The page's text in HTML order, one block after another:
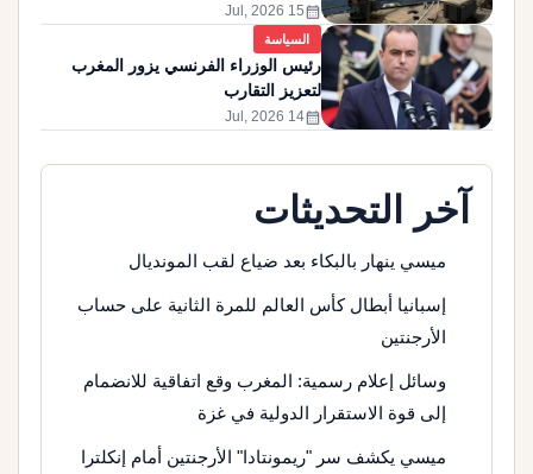
calendar_month
15 Jul, 2026
السياسة
رئيس الوزراء الفرنسي يزور المغرب
لتعزيز التقارب
calendar_month
14 Jul, 2026
آخر التحديثات
ميسي ينهار بالبكاء بعد ضياع لقب المونديال
إسبانيا أبطال كأس العالم للمرة الثانية على حساب
الأرجنتين
وسائل إعلام رسمية: المغرب وقع اتفاقية للانضمام
إلى قوة الاستقرار الدولية في غزة
ميسي يكشف سر "ريمونتادا" الأرجنتين أمام إنكلترا